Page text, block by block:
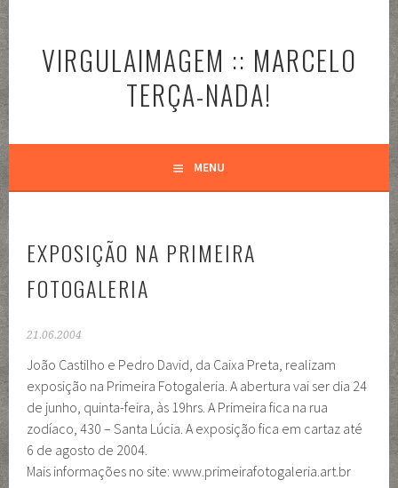
o
conteúdoVIRGULAIMAGEM :: MARCELO
TERÇA-NADA!
MENU
EXPOSIÇÃO NA PRIMEIRA
FOTOGALERIA
21.06.2004
João Castilho e Pedro David, da Caixa Preta, realizam
exposição na Primeira Fotogaleria. A abertura vai ser dia 24
de junho, quinta-feira, às 19hrs. A Primeira fica na rua
zodíaco, 430 – Santa Lúcia. A exposição fica em cartaz até
6 de agosto de 2004.
Mais informações no site: www.primeirafotogaleria.art.br